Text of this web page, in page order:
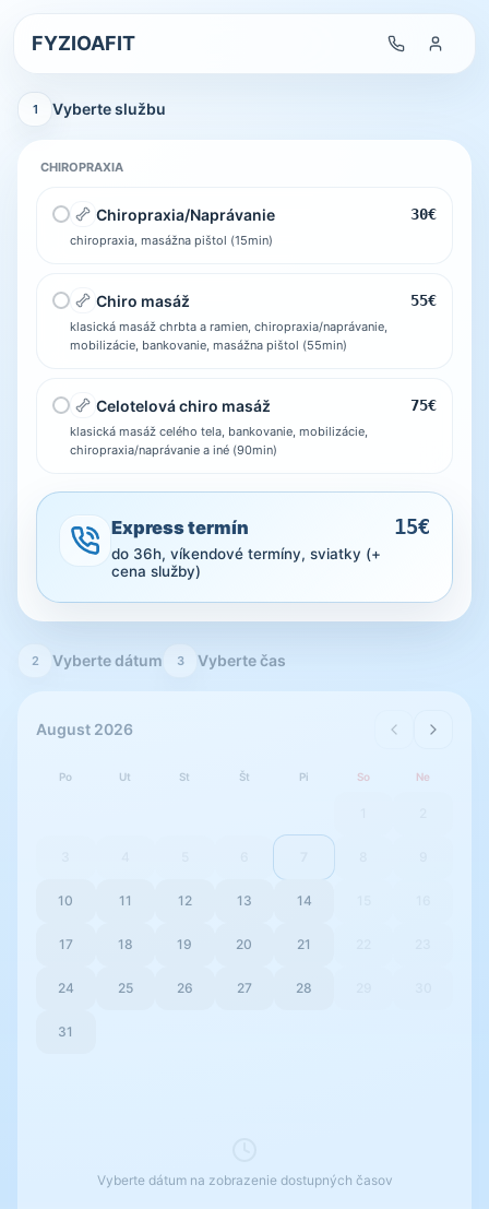
FYZIOAFIT
1 Vyberte službu
CHIROPRAXIA
Chiropraxia/Naprávanie
chiropraxia, masážna pištol (15min)
30€
Chiro masáž
klasická masáž chrbta a ramien, chiropraxia/naprávanie,
mobilizácie, bankovanie, masážna pištol (55min)
55€
Celotelová chiro masáž
klasická masáž celého tela, bankovanie, mobilizácie,
chiropraxia/naprávanie a iné (90min)
75€
Express termín
do 36h, víkendové termíny, sviatky (+
cena služby)
15€
2 Vyberte dátum 3 Vyberte čas
August 2026
Po Ut St Št Pi So Ne
10 11 12 13 14
17 18 19 20 21
24 25 26 27 28
31
Vyberte dátum na zobrazenie dostupných časov